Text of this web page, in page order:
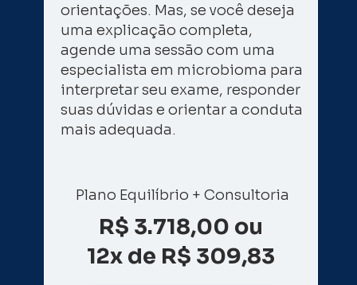
orientações. Mas, se você deseja
uma explicação completa,
agende uma sessão com uma
especialista em microbioma para
interpretar seu exame, responder
suas dúvidas e orientar a conduta
mais adequada.
Plano Equilíbrio + Consultoria
R$ 3.718,00 ou
12x de R$ 309,83